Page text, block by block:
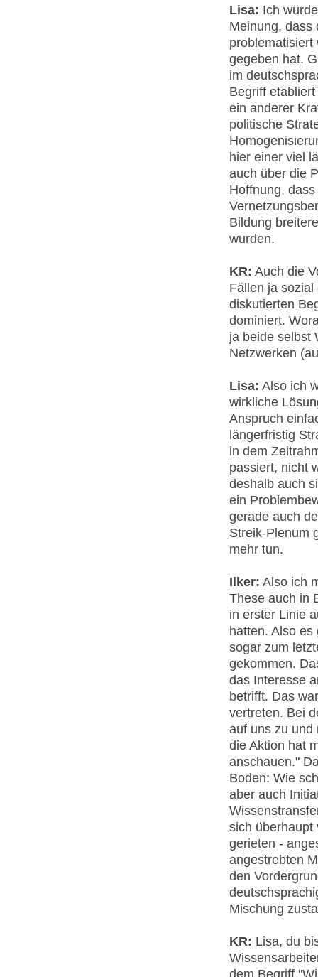
Lisa: Ich
Meinung, dass
problematisiert
gegeben hat.
im
Begriff
ein anderer
politische
hier einer viel
auch über die
Hoffnung,
Bildung
wurden.
KR: Auch die
Fällen ja
diskutierten
dominiert.
ja beide selbst
Netzwerken
Lisa: Also ich
wirkliche
Anspruch
längerfristig
in dem
passiert, nicht
deshalb auch
ein
gerade auch
Streik-Plenum
mehr tun.
Ilker: Also ich
These auch in
in erster Linie
hatten. Also
sogar zum
gekommen.
das Interesse
betrifft. Das
vertreten. Bei
auf uns zu und
die Aktion hat
anschauen."
Boden: Wie
aber auch
sich überhaupt
gerieten -
angestrebten
den
Mischung
KR: Lisa, du
dem Begriff